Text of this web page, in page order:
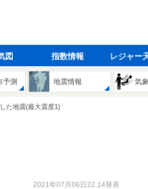
図 指数情報 レジャー
予測 地震情報 気
た地震(最大震度1)
2021年07月06日22:14発表